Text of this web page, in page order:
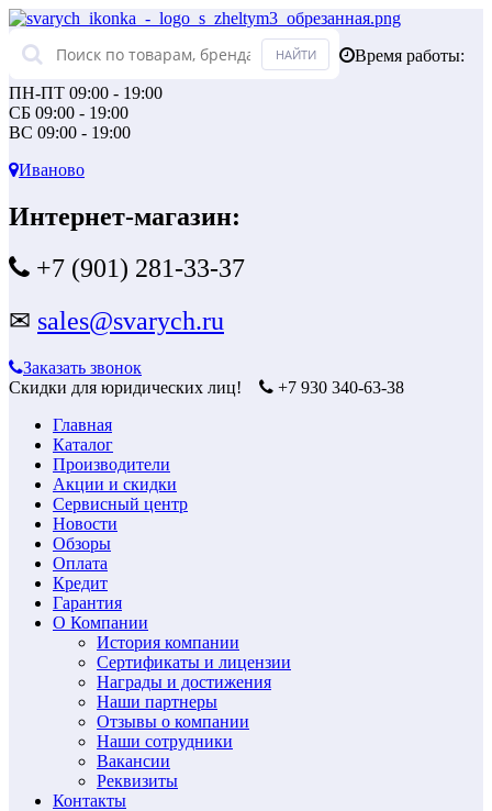
Время работы:
ПН-ПТ 09:00 - 19:00
СБ 09:00 - 19:00
ВС 09:00 - 19:00
Иваново
Интернет-магазин:
+7 (901) 281-33-37
✉ sales@svarych.ru
Заказать звонок
Скидки для юридических лиц!
+7 930 340-63-38
Главная
Каталог
Производители
Акции и скидки
Сервисный центр
Новости
Обзоры
Оплата
Кредит
Гарантия
О Компании
История компании
Сертификаты и лицензии
Награды и достижения
Наши партнеры
Отзывы о компании
Наши сотрудники
Вакансии
Реквизиты
Контакты